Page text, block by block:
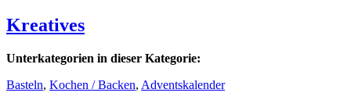
Kreatives
Unterkategorien in dieser Kategorie:
Basteln, Kochen / Backen, Adventskalender